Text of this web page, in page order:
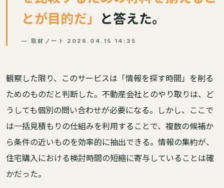
とが目的だ」 と答えた。
— 取材ノート 2026.04.15 14:35
観察した限り、このサービスは「情報を探す時間」を削る
ためのものだと判断した。不動産会社とのやり取りは、ど
うしても個別の問い合わせが必要になる。しかし、ここで
は一括見積もりの仕組みを利用することで、複数の候補か
ら条件の近いものを効率的に抽出できる。情報の集約が、
住宅購入における検討時間の短縮に寄与していることは確
かだった。